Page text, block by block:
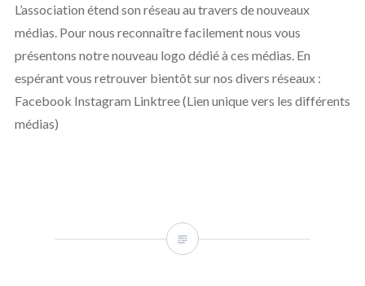
L’association étend son réseau au travers de nouveaux
médias. Pour nous reconnaître facilement nous vous
présentons notre nouveau logo dédié à ces médias. En
espérant vous retrouver bientôt sur nos divers réseaux :
Facebook Instagram Linktree (Lien unique vers les différents
médias)